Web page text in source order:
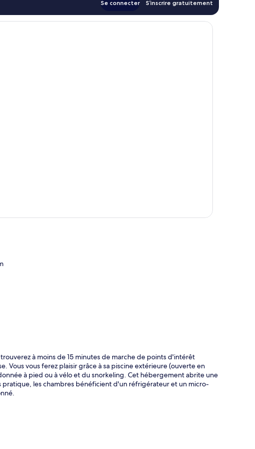
Se connecter S’inscrire gratuitement
à moins de 15 minutes de marche de points d'intérêt
Vous vous ferez plaisir grâce à sa piscine extérieure (ouverte en
à pied ou à vélo et du snorkeling. Cet hébergement abrite une
les chambres bénéficient d'un réfrigérateur et un micro-